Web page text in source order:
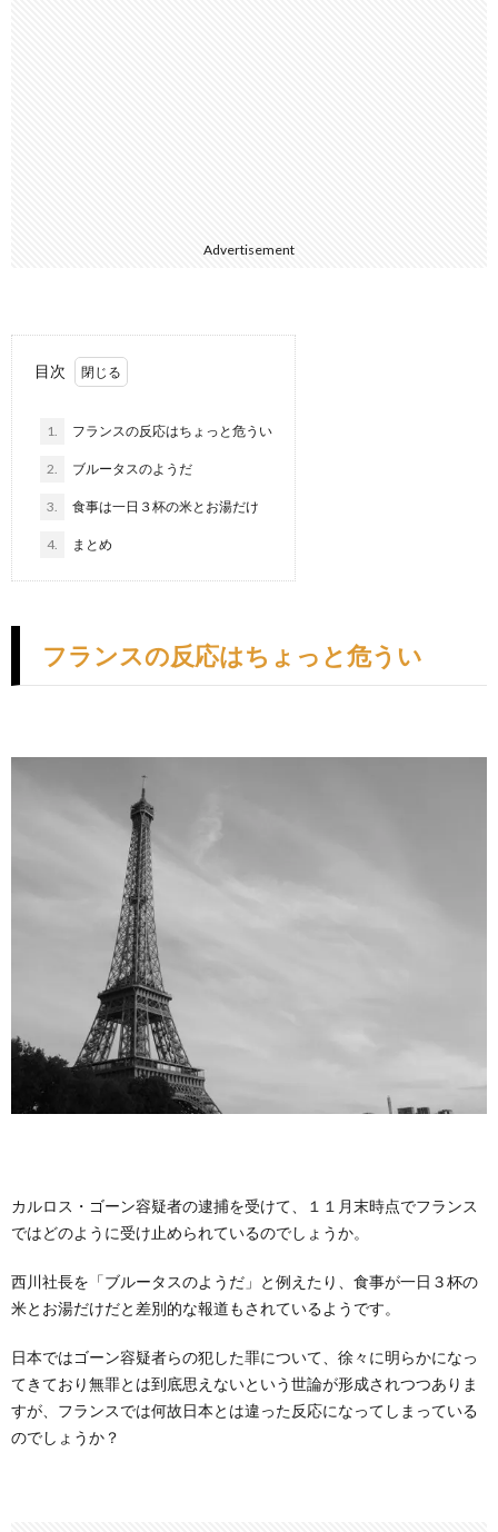
Advertisement
目次
1. フランスの反応はちょっと危うい
2. ブルータスのようだ
3. 食事は一日３杯の米とお湯だけ
4. まとめ
フランスの反応はちょっと危うい
カルロス・ゴーン容疑者の逮捕を受けて、１１月末時点でフランス
ではどのように受け止められているのでしょうか。
西川社長を「ブルータスのようだ」と例えたり、食事が一日３杯の
米とお湯だけだと差別的な報道もされているようです。
日本ではゴーン容疑者らの犯した罪について、徐々に明らかになっ
てきており無罪とは到底思えないという世論が形成されつつありま
すが、フランスでは何故日本とは違った反応になってしまっている
のでしょうか？